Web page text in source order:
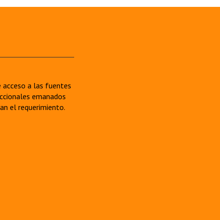
acceso a las fuentes
emanados
el requerimiento.